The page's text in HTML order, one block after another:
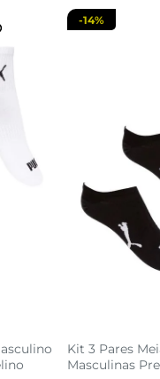
Kit 3 Pares
Masculinas
-14%